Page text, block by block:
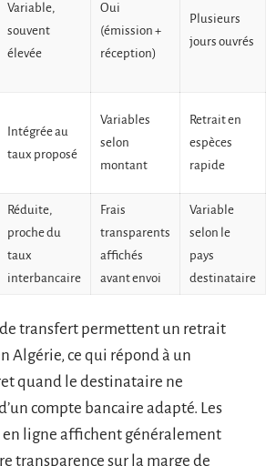
Variable,
souvent
élevée
Oui
(émission +
réception)
Plusieurs
jours ouvrés
Intégrée au
taux proposé
Variables
selon
montant
Retrait en
espèces
rapide
Réduite,
proche du
taux
interbancaire
Frais
transparents
affichés
avant envoi
Variable
selon le
pays
destinataire
de transfert permettent un retrait
Algérie, ce qui répond à un
quand le destinataire ne
compte bancaire adapté. Les
ligne affichent généralement
transparence sur la marge de